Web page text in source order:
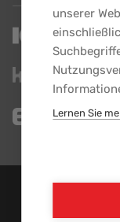
unserer
Lernen Sie
EBG